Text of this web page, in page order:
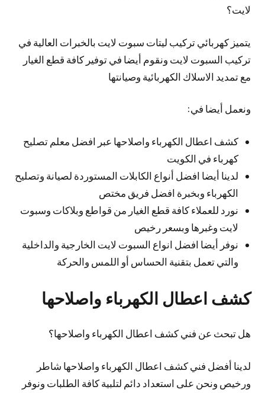
لايت؟
يتميز كهربائي تركيب ليتات سبوت لايت بالخبرات العالية في
تركيب السبوت لايت ونقوم أيضا في توفير كافة قطع الغيار
مع تمديد الاسلاك الكهربائية وصيانتها
ونعمل أيضا في:
كشف اعطال الكهرباء واصلاحها عبر افضل معلم تصليح
كهرباء في الكويت
لدينا أيضا افضل أنواع الكابلات المستوردة لصيانة وتصليح
الكهرباء وبخبرة افضل فريق مختص
نورد للعملاء كافة قطع الغيار من قواطع وبلاكات وسبوت
لايت وغبرها وبسعر رخيص
نوفر أيضا افضل انواع السبوت لايت الخارجية والداخلية
والتي تعمل بتقنية الحساس أو اللمس والحركة
كشف اعطال الكهرباء واصلاحها
هل تبحث عن فني كشف اعطال الكهرباء واصلاحها؟
لدينا أفضل فني كشف اعطال الكهرباء واصلاحها شاطر
ورخيص ونحن على استعداد دائم لتلبية كافة الطلبات ونوفر